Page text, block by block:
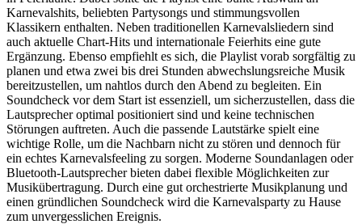
Karnevalshits, beliebten Partysongs und stimmungsvollen
Klassikern enthalten. Neben traditionellen Karnevalsliedern sind
auch aktuelle Chart-Hits und internationale Feierhits eine gute
Ergänzung. Ebenso empfiehlt es sich, die Playlist vorab sorgfältig zu
planen und etwa zwei bis drei Stunden abwechslungsreiche Musik
bereitzustellen, um nahtlos durch den Abend zu begleiten. Ein
Soundcheck vor dem Start ist essenziell, um sicherzustellen, dass die
Lautsprecher optimal positioniert sind und keine technischen
Störungen auftreten. Auch die passende Lautstärke spielt eine
wichtige Rolle, um die Nachbarn nicht zu stören und dennoch für
ein echtes Karnevalsfeeling zu sorgen. Moderne Soundanlagen oder
Bluetooth-Lautsprecher bieten dabei flexible Möglichkeiten zur
Musikübertragung. Durch eine gut orchestrierte Musikplanung und
einen gründlichen Soundcheck wird die Karnevalsparty zu Hause
zum unvergesslichen Ereignis.